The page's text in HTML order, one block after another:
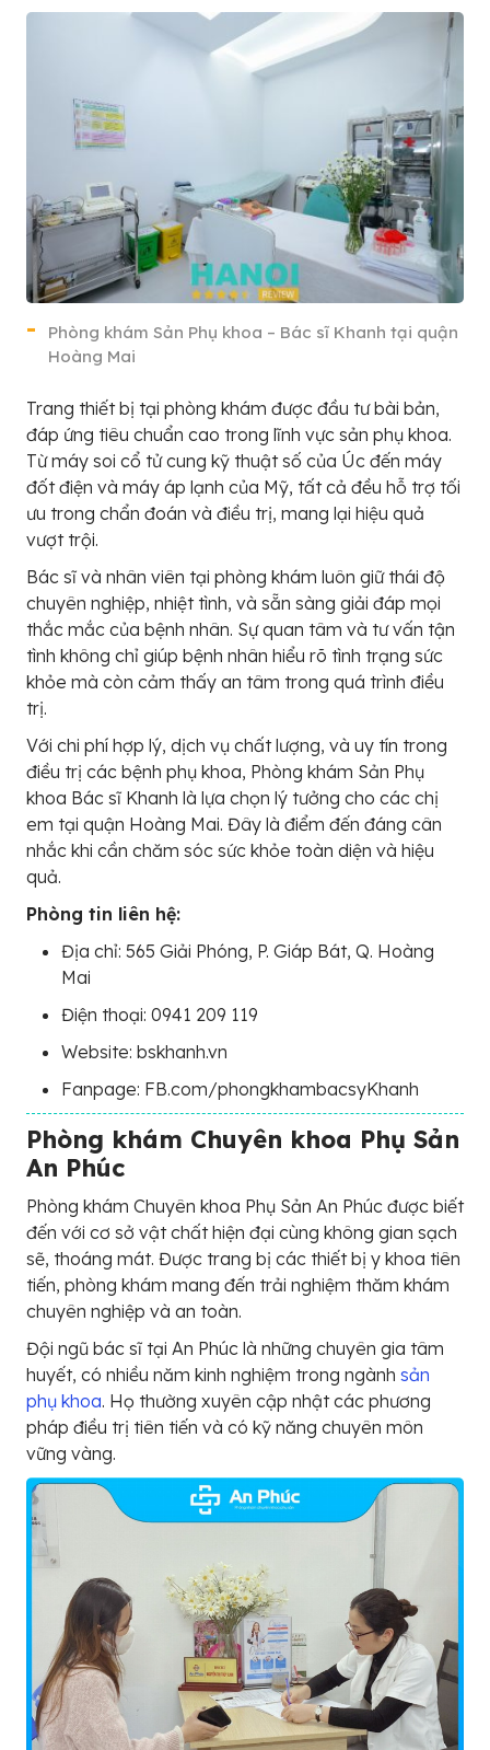
Phòng khám Sản Phụ khoa – Bác sĩ Khanh tại quận
Hoàng Mai
Trang thiết bị tại phòng khám được đầu tư bài bản,
đáp ứng tiêu chuẩn cao trong lĩnh vực sản phụ khoa.
Từ máy soi cổ tử cung kỹ thuật số của Úc đến máy
đốt điện và máy áp lạnh của Mỹ, tất cả đều hỗ trợ tối
ưu trong chẩn đoán và điều trị, mang lại hiệu quả
vượt trội.
Bác sĩ và nhân viên tại phòng khám luôn giữ thái độ
chuyên nghiệp, nhiệt tình, và sẵn sàng giải đáp mọi
thắc mắc của bệnh nhân. Sự quan tâm và tư vấn tận
tình không chỉ giúp bệnh nhân hiểu rõ tình trạng sức
khỏe mà còn cảm thấy an tâm trong quá trình điều
trị.
Với chi phí hợp lý, dịch vụ chất lượng, và uy tín trong
điều trị các bệnh phụ khoa, Phòng khám Sản Phụ
khoa Bác sĩ Khanh là lựa chọn lý tưởng cho các chị
em tại quận Hoàng Mai. Đây là điểm đến đáng cân
nhắc khi cần chăm sóc sức khỏe toàn diện và hiệu
quả.
Phòng tin liên hệ:
Địa chỉ: 565 Giải Phóng, P. Giáp Bát, Q. Hoàng
Mai
Điện thoại: 0941 209 119
Website: bskhanh.vn
Fanpage: FB.com/phongkhambacsyKhanh
Phòng khám Chuyên khoa Phụ Sản
An Phúc
Phòng khám Chuyên khoa Phụ Sản An Phúc được biết
đến với cơ sở vật chất hiện đại cùng không gian sạch
sẽ, thoáng mát. Được trang bị các thiết bị y khoa tiên
tiến, phòng khám mang đến trải nghiệm thăm khám
chuyên nghiệp và an toàn.
Đội ngũ bác sĩ tại An Phúc là những chuyên gia tâm
huyết, có nhiều năm kinh nghiệm trong ngành sản
phụ khoa. Họ thường xuyên cập nhật các phương
pháp điều trị tiên tiến và có kỹ năng chuyên môn
vững vàng.